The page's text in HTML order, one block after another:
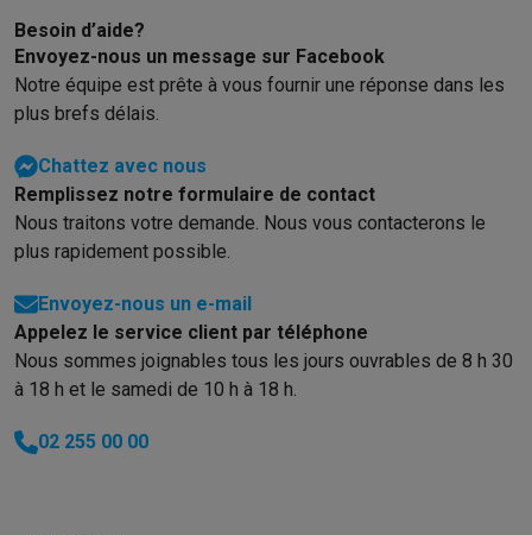
Info & actions
SoldesToutes les soldesSoldes gros électro
ActionsDeals du moment PromotionsCashbacksSoldesBlack
Voici pourquoi choisir Krëfel
Modes de paiementGift card
Service clientRéparation de votre appareilVérifiez votre heure
Gros électro & encastrableTrouvez votre machine à laver
Petit électroBeauté & santé
Télévision & Audio
Choisissez votre télévision idéale
Sport & Loisirs
Choisir une montre connectée
Outlet
Outlet Toutes nos offres outletOutlet multimedia & téléphonie
Besoin d’aide?
Envoyez-nous un message sur Facebook
Notre équipe est prête à vous fournir une réponse dans les
plus brefs délais.
Chattez avec nous
Remplissez notre formulaire de contact
Nous traitons votre demande. Nous vous contacterons le
plus rapidement possible.
Envoyez-nous un e-mail
Appelez le service client par téléphone
Nous sommes joignables tous les jours ouvrables de 8 h 30
à 18 h et le samedi de 10 h à 18 h.
02 255 00 00